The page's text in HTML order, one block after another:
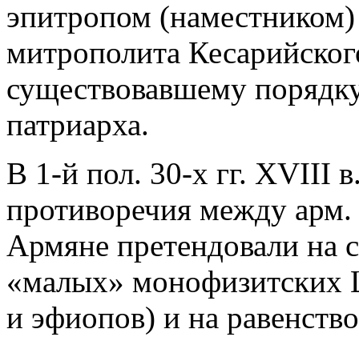
эпитропом
митрополита
существовавшему
патриарха.
В 1-й пол. 30-х гг. XVIII
противоречия между
Армяне претендовали на
«малых» монофизитских
и эфиопов) и на